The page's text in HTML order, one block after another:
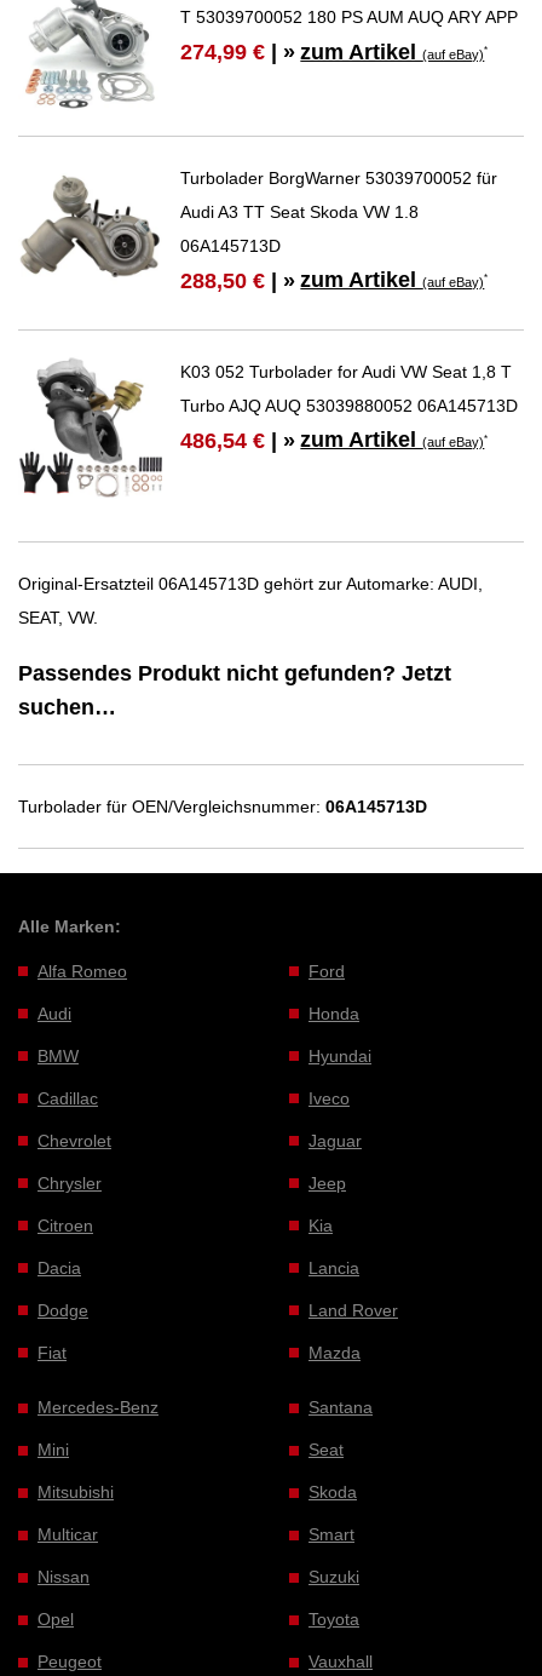
T 53039700052 180 PS AUM AUQ ARY APP
274,99 € | » zum Artikel(auf eBay)*
Turbolader BorgWarner 53039700052 für
Audi A3 TT Seat Skoda VW 1.8
06A145713D
288,50 € | » zum Artikel(auf eBay)*
K03 052 Turbolader for Audi VW Seat 1,8 T
Turbo AJQ AUQ 53039880052 06A145713D
486,54 € | » zum Artikel(auf eBay)*
Original-Ersatzteil 06A145713D gehört zur Automarke: AUDI,
SEAT, VW.
Passendes Produkt nicht gefunden? Jetzt
suchen…
Turbolader für OEN/Vergleichsnummer: 06A145713D
Alle Marken:
Alfa Romeo
Audi
BMW
Cadillac
Chevrolet
Chrysler
Citroen
Dacia
Dodge
Fiat
Ford
Honda
Hyundai
Iveco
Jaguar
Jeep
Kia
Lancia
Land Rover
Mazda
Mercedes-Benz
Mini
Mitsubishi
Multicar
Nissan
Opel
Peugeot
Santana
Seat
Skoda
Smart
Suzuki
Toyota
Vauxhall